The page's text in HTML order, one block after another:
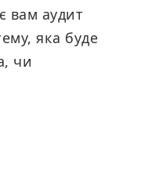
вам аудит
яка буде
чи